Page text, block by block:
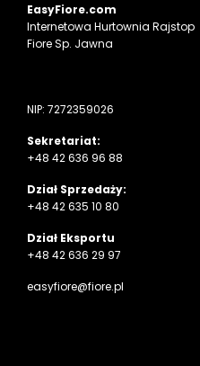
EasyFiore.com
Internetowa Hurtownia Rajstop
Fiore Sp. Jawna
NIP: 7272359026
Sekretariat:
+48 42 636 96 88
Dział Sprzedaży:
+48 42 635 10 80
Dział Eksportu
+48 42 636 29 97
easyfiore@fiore.pl